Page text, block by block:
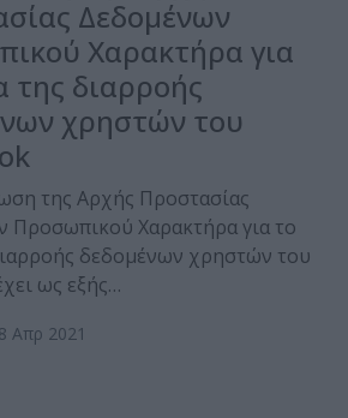
Δεδομένων
Χαρακτήρα για
της διαρροής
χρηστών του
της Αρχής Προστασίας
Προσωπικού Χαρακτήρα για το
δεδομένων χρηστών του
ως εξής…
Απρ 2021